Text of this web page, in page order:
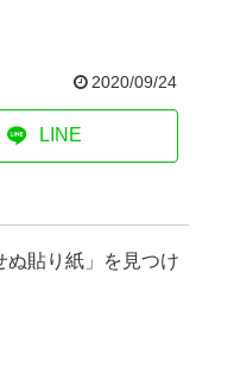
2020/09/24
LINE
ぬ貼り紙」を見つけ